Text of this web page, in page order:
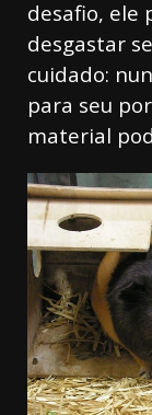
desafio, ele
desgastar
cuidado:
para seu
material